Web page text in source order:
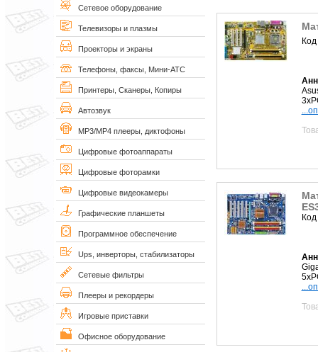
Сетевое оборудование
Телевизоры и плазмы
Проекторы и экраны
Телефоны, факсы, Мини-АТС
Принтеры, Сканеры, Копиры
Автозвук
MP3/MP4 плееры, диктофоны
Цифровые фотоаппараты
Цифровые фоторамки
Цифровые видеокамеры
Графические планшеты
Программное обеспечение
Ups, инверторы, стабилизаторы
Сетевые фильтры
Плееры и рекордеры
Игровые приставки
Офисное оборудование